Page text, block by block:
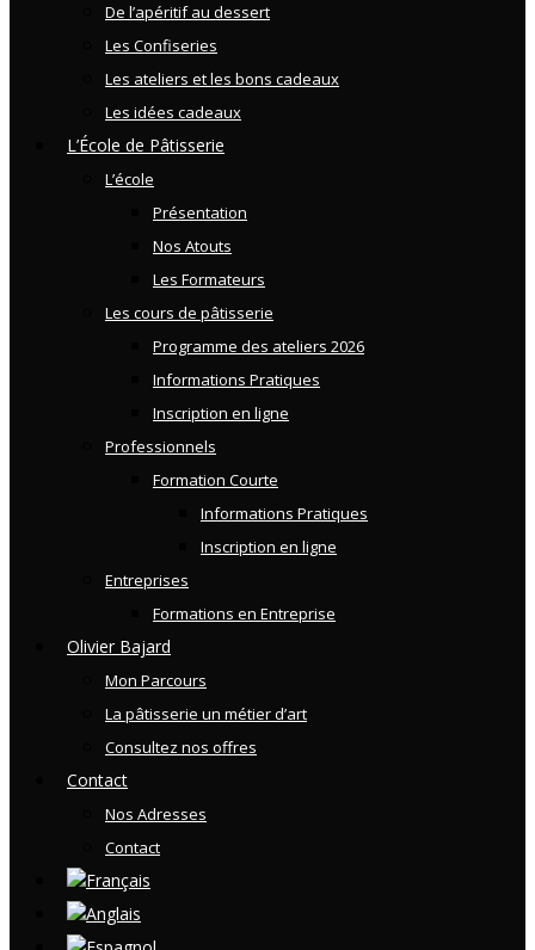
De l’apéritif au dessert
Les Confiseries
Les ateliers et les bons cadeaux
Les idées cadeaux
L’École de Pâtisserie
L’école
Présentation
Nos Atouts
Les Formateurs
Les cours de pâtisserie
Programme des ateliers 2026
Informations Pratiques
Inscription en ligne
Professionnels
Formation Courte
Informations Pratiques
Inscription en ligne
Entreprises
Formations en Entreprise
Olivier Bajard
Mon Parcours
La pâtisserie un métier d’art
Consultez nos offres
Contact
Nos Adresses
Contact